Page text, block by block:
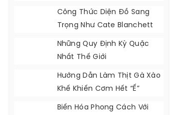
Công Thức Diện Đồ Sang
Trọng Như Cate Blanchett
Những Quy Định Kỳ Quặc
Nhất Thế Giới
Hướng Dẫn Làm Thịt Gà Xào
Khế Khiến Cơm Hết “ế”
Biến Hóa Phong Cách Với